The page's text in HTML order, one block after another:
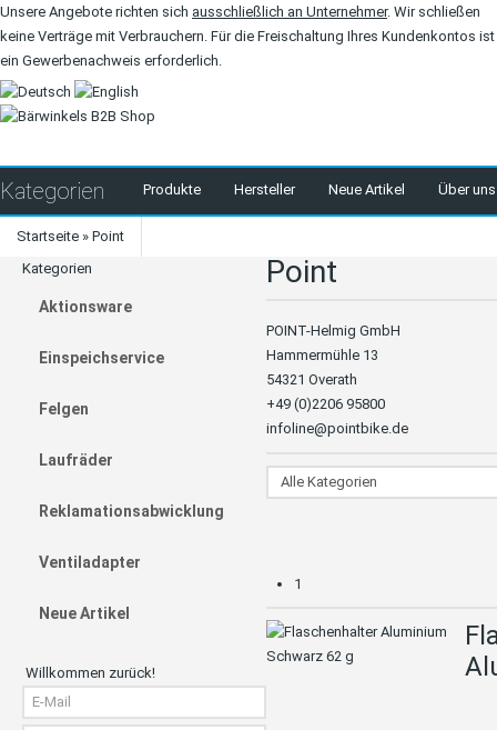
Unsere Angebote richten sich ausschließlich an Unternehmer. Wir schließen
keine Verträge mit Verbrauchern. Für die Freischaltung Ihres Kundenkontos ist
ein Gewerbenachweis erforderlich.
Kategorien Produkte Hersteller Neue Artikel Über uns
Startseite » Point
Point
POINT-Helmig GmbH
Hammermühle 13
54321 Overath
+49 (0)2206 95800
infoline@pointbike.de
1
Kategorien
Aktionsware
Einspeichservice
Felgen
Laufräder
Reklamationsabwicklung
Ventiladapter
Neue Artikel
Willkommen zurück!